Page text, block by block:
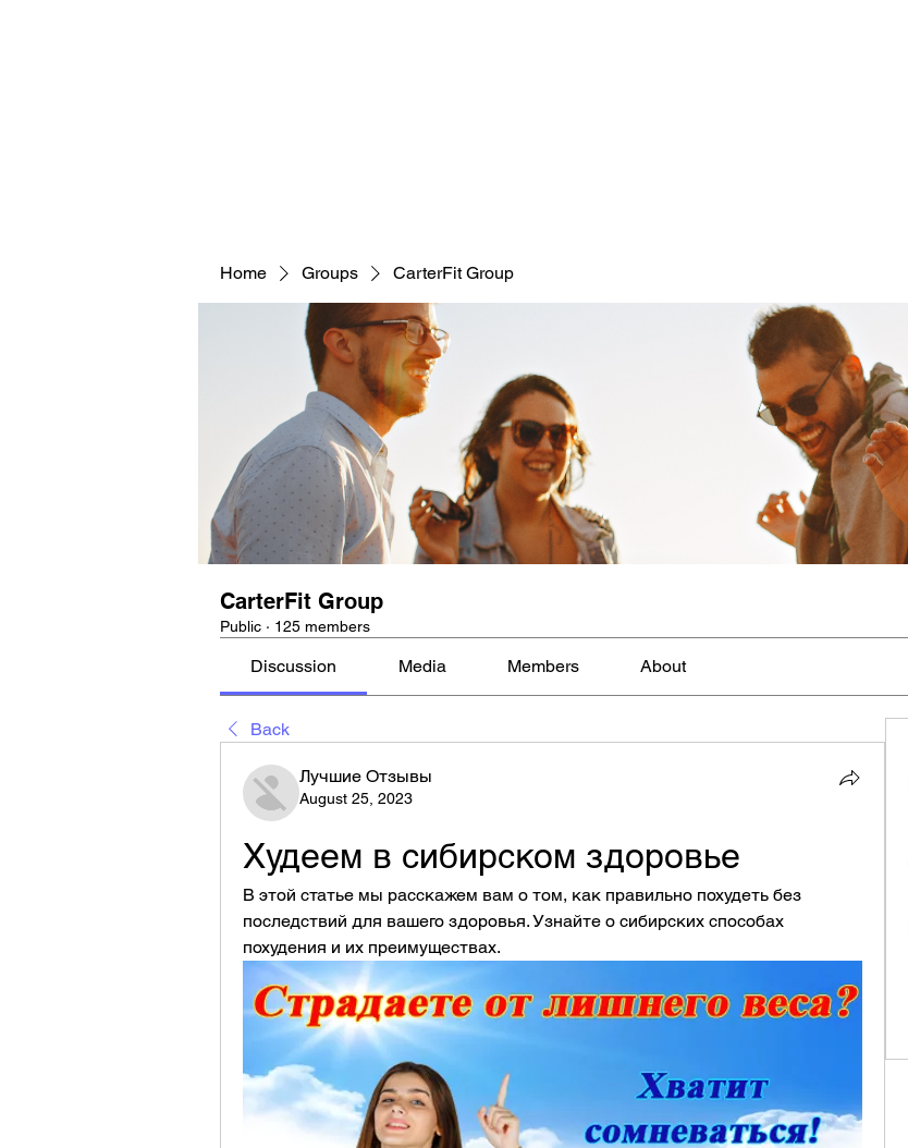
Home Groups CarterFit Group
CarterFit Group
Public · 125 members
Discussion Media Members About
Back
Лучшие Отзывы
August 25, 2023
Худеем в сибирском здоровье
В этой статье мы расскажем вам о том, как правильно похудеть без
последствий для вашего здоровья. Узнайте о сибирских способах
похудения и их преимуществах.